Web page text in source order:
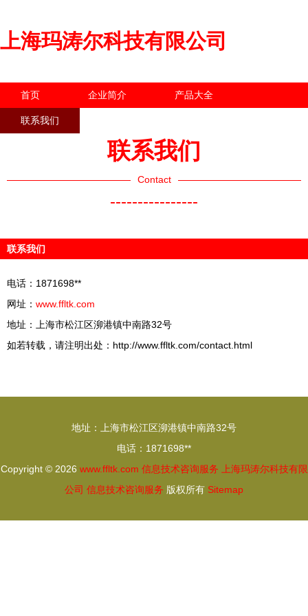
上海玛涛尔科技有限公司
首页 企业简介 产品大全
联系我们
联系我们
Contact
----------------
联系我们
电话：1871698**
网址： www.ffltk.com
地址：上海市松江区泖港镇中南路32号
如若转载，请注明出处：http://www.ffltk.com/contact.html
地址：上海市松江区泖港镇中南路32号
电话：1871698**
Copyright © 2026 www.ffltk.com 信息技术咨询服务
上海玛涛尔科技有限
公司 信息技术咨询服务 版权所有 Sitemap